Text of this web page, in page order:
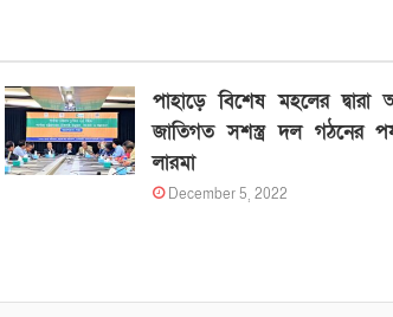
পাহাড়ে বিশেষ মহলের
জাতিগত সশস্ত্র দল গঠনের
লারমা
December 5, 2022